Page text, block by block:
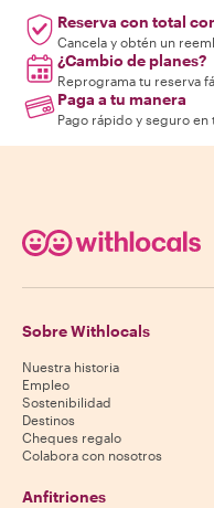
Reserva con total
Cancela y obtén un
¿Cambio de planes?
Reprograma tu reserva
Paga a tu manera
Pago rápido y seguro en
Sobre Withlocals
Nuestra historia
Empleo
Sostenibilidad
Destinos
Cheques regalo
Colabora con nosotros
Anfitriones